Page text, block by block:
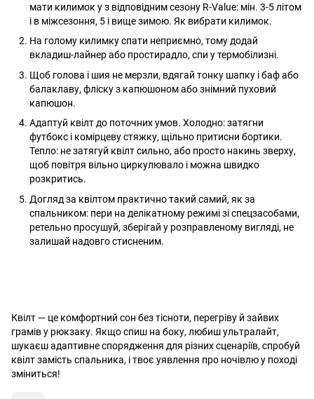
мати килимок у з відповідним сезону R-Value: мін. 3-5 літом
і в міжсезоння, 5 і вище зимою. Як вибрати килимок.
На голому килимку спати неприємно, тому додай
вкладиш-лайнер або простирадло, спи у термобілизні.
Щоб голова і шия не мерзли, вдягай тонку шапку і баф або
балаклаву, фліску з капюшоном або знімний пуховий
капюшон.
Адаптуй квілт до поточних умов. Холодно: затягни
футбокс і комірцеву стяжку, щільно притисни бортики.
Тепло: не затягуй квілт сильно, або просто накинь зверху,
щоб повітря вільно циркулювало і можна швидко
розкритись.
Догляд за квілтом практично такий самий, як за
спальником: пери на делікатному режимі зі спецзасобами,
ретельно просушуй, зберігай у розправленому вигляді, не
залишай надовго стисненим.
Квілт — це комфортний сон без тісноти, перегріву й зайвих
грамів у рюкзаку. Якщо спиш на боку, любиш ультралайт,
шукаєш адаптивне спорядження для різних сценаріїв, спробуй
квілт замість спальника, і твоє уявлення про ночівлю у поході
зміниться!